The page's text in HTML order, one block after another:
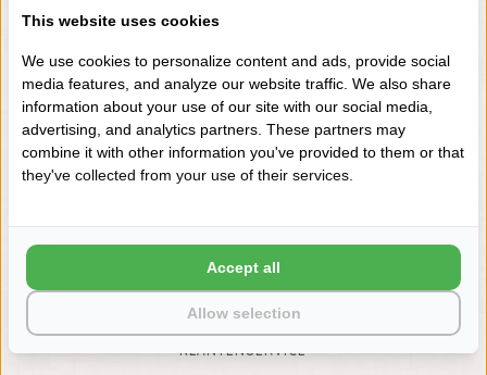
VRAGEN? BEL DAN
NIEUWSBRIEF
Wilt u op de hoogte blijven?
Word lid van onze mailinglijst:
KLANTENSERVICE
This website uses cookies
We use cookies to personalize content and ads, provide social
media features, and analyze our website traffic. We also share
information about your use of our site with our social media,
advertising, and analytics partners. These partners may
combine it with other information you've provided to them or that
they've collected from your use of their services.
Allow selection
Accept all